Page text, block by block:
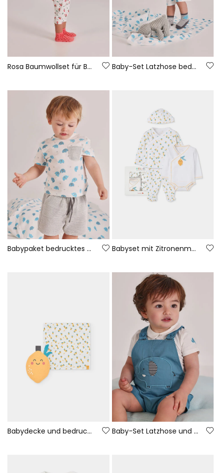
Rosa Baumwollset für Babys Baby-Set Latzhose bedruckt Baumwolle
Babypaket bedrucktes Baumwoll-T-Shirt Babyset mit Zitronenmuster
Babydecke und bedrucktes Schmusetuch Baby-Set Latzhose und blaues Baumwollshirt